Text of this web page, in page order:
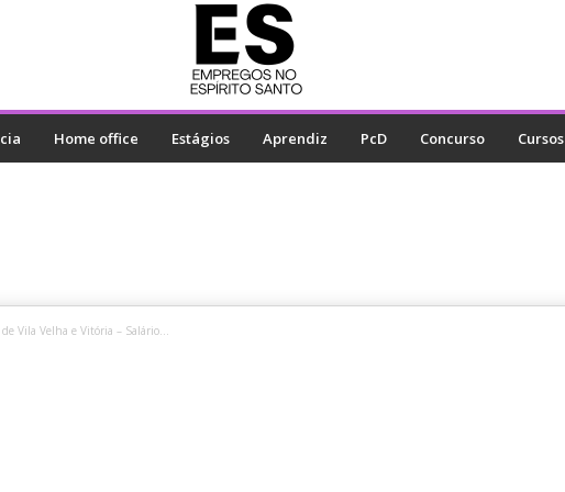
Home office Estágios Aprendiz PcD Concurso Cursos
Vila Velha e Vitória – Salário...